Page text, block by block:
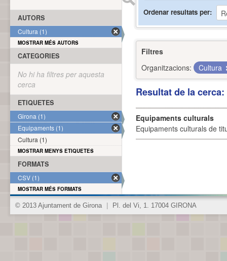
Ordenar resultats per
Filtres
Organitzacions:
Cultura
Resultat de la
Equipaments culturals
Equipaments culturals de
AUTORS
Cultura (1)
MOSTRAR MÉS AUTORS
CATEGORIES
No hi ha filtres per aquesta
cerca
ETIQUETES
Girona (1)
Equipaments (1)
Cultura (1)
MOSTRAR MENYS ETIQUETES
FORMATS
CSV (1)
MOSTRAR MÉS FORMATS
© 2013 Ajuntament de Girona Pl. del Vi, 1. 17004 GIRONA